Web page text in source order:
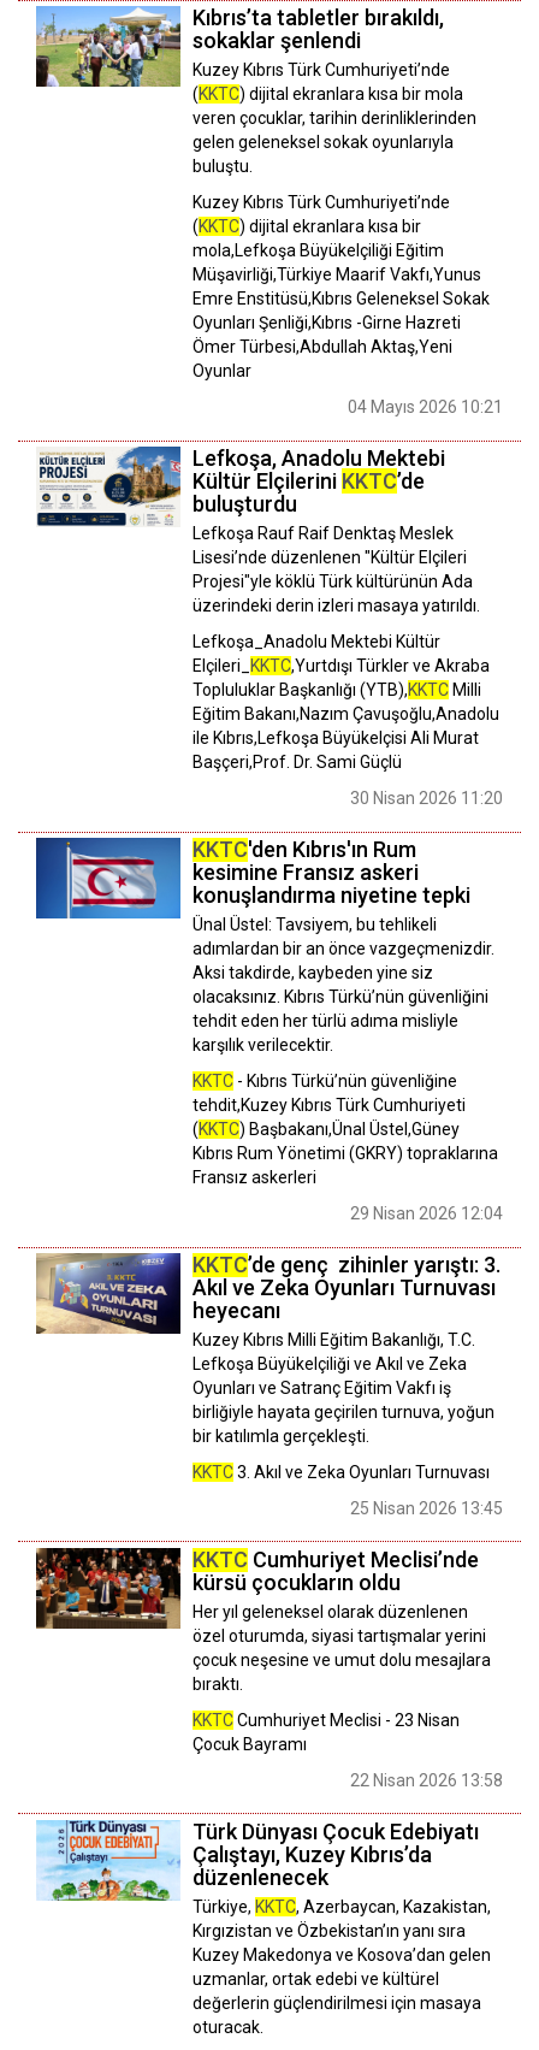
Kıbrıs’ta tabletler bırakıldı,
sokaklar şenlendi
Kuzey Kıbrıs Türk Cumhuriyeti’nde
(KKTC) dijital ekranlara kısa bir mola
veren çocuklar, tarihin derinliklerinden
gelen geleneksel sokak oyunlarıyla
buluştu.
Kuzey Kıbrıs Türk Cumhuriyeti’nde
(KKTC) dijital ekranlara kısa bir
mola,Lefkoşa Büyükelçiliği Eğitim
Müşavirliği,Türkiye Maarif Vakfı,Yunus
Emre Enstitüsü,Kıbrıs Geleneksel Sokak
Oyunları Şenliği,Kıbrıs -Girne Hazreti
Ömer Türbesi,Abdullah Aktaş,Yeni
Oyunlar
04 Mayıs 2026 10:21
Lefkoşa, Anadolu Mektebi
Kültür Elçilerini KKTC’de
buluşturdu
Lefkoşa Rauf Raif Denktaş Meslek
Lisesi’nde düzenlenen "Kültür Elçileri
Projesi"yle köklü Türk kültürünün Ada
üzerindeki derin izleri masaya yatırıldı.
Lefkoşa_Anadolu Mektebi Kültür
Elçileri_
KKTC,Yurtdışı Türkler ve Akraba
Topluluklar Başkanlığı (YTB),KKTC Milli
Eğitim Bakanı,Nazım Çavuşoğlu,Anadolu
ile Kıbrıs,Lefkoşa Büyükelçisi Ali Murat
Başçeri,Prof. Dr. Sami Güçlü
30 Nisan 2026 11:20
KKTC'den Kıbrıs'ın Rum
kesimine Fransız askeri
konuşlandırma niyetine tepki
Ünal Üstel: Tavsiyem, bu tehlikeli
adımlardan bir an önce vazgeçmenizdir.
Aksi takdirde, kaybeden yine siz
olacaksınız. Kıbrıs Türkü’nün güvenliğini
tehdit eden her türlü adıma misliyle
karşılık verilecektir.
KKTC - Kıbrıs Türkü’nün güvenliğine
tehdit,Kuzey Kıbrıs Türk Cumhuriyeti
(KKTC) Başbakanı,Ünal Üstel,Güney
Kıbrıs Rum Yönetimi (GKRY) topraklarına
Fransız askerleri
29 Nisan 2026 12:04
KKTC’de genç zihinler yarıştı: 3.
Akıl ve Zeka Oyunları Turnuvası
heyecanı
Kuzey Kıbrıs Milli Eğitim Bakanlığı, T.C.
Lefkoşa Büyükelçiliği ve Akıl ve Zeka
Oyunları ve Satranç Eğitim Vakfı iş
birliğiyle hayata geçirilen turnuva, yoğun
bir katılımla gerçekleşti.
KKTC3. Akıl ve Zeka Oyunları Turnuvası
25 Nisan 2026 13:45
KKTC Cumhuriyet Meclisi’nde
kürsü çocukların oldu
Her yıl geleneksel olarak düzenlenen
özel oturumda, siyasi tartışmalar yerini
çocuk neşesine ve umut dolu mesajlara
bıraktı.
KKTCCumhuriyet Meclisi - 23 Nisan
Çocuk Bayramı
22 Nisan 2026 13:58
Türk Dünyası Çocuk Edebiyatı
Çalıştayı, Kuzey Kıbrıs’da
düzenlenecek
Türkiye, KKTC, Azerbaycan, Kazakistan,
Kırgızistan ve Özbekistan’ın yanı sıra
Kuzey Makedonya ve Kosova’dan gelen
uzmanlar, ortak edebi ve kültürel
değerlerin güçlendirilmesi için masaya
oturacak.